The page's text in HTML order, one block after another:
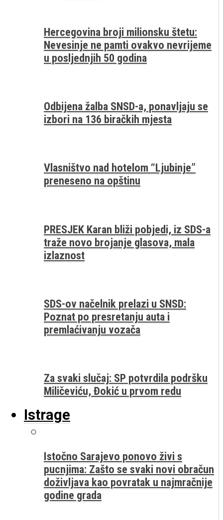
Hercegovina broji milionsku štetu:
Nevesinje ne pamti ovakvo nevrijeme
u posljednjih 50 godina
Odbijena žalba SNSD-a, ponavljaju se
izbori na 136 biračkih mjesta
Vlasništvo nad hotelom “Ljubinje”
preneseno na opštinu
PRESJEK Karan bliži pobjedi, iz SDS-a
traže novo brojanje glasova, mala
izlaznost
SDS-ov načelnik prelazi u SNSD:
Poznat po presretanju auta i
premlaćivanju vozača
Za svaki slučaj: SP potvrdila podršku
Miličeviću, Đokić u prvom redu
Istrage
Istočno Sarajevo ponovo živi s
pucnjima: Zašto se svaki novi obračun
doživljava kao povratak u najmračnije
godine grada